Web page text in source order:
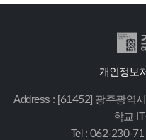
개인정보
Address : [61452] 광주광역
학교
Tel : 062-230-